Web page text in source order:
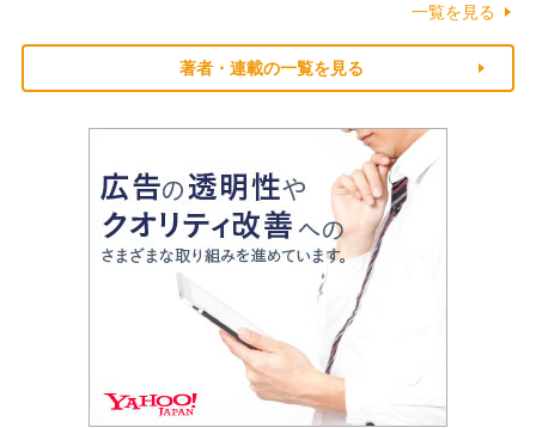
一覧を見る
著者・連載の一覧を見る